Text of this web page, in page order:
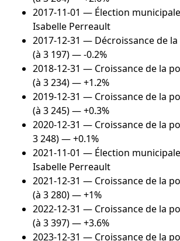
2017-11-01 — Élection
Isabelle Perreault
2017-12-31 — Décroissance de
(à 3 197) — -0.2%
2018-12-31 — Croissance de la
(à 3 234) — +1.2%
2019-12-31 — Croissance de la
(à 3 245) — +0.3%
2020-12-31 — Croissance de la
3 248) — +0.1%
2021-11-01 — Élection
Isabelle Perreault
2021-12-31 — Croissance de la
(à 3 280) — +1%
2022-12-31 — Croissance de la
(à 3 397) — +3.6%
2023-12-31 — Croissance de la